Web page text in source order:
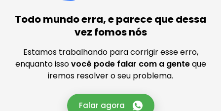
Todo mundo erra, e parece que dessa
vez fomos nós
Estamos trabalhando para corrigir esse erro,
enquanto issovocê pode falar com a genteque
iremos resolver o seu problema.
Falar agora